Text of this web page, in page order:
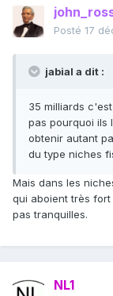
Posté 17
jabial a dit :
35 milliards
pas pourquoi ils
obtenir autant
du type niches
Mais dans les
qui aboient très
pas tranquilles.
NL1